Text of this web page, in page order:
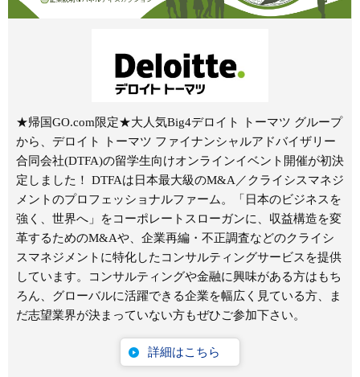
★帰国GO.com限定★大人気Big4デロイト トーマツ グループ
から、デロイト トーマツ ファイナンシャルアドバイザリー
合同会社(DTFA)の留学生向けオンラインイベント開催が初決
定しました！ DTFAは日本最大級のM&A／クライシスマネジ
メントのプロフェッショナルファーム。「日本のビジネスを
強く、世界へ」をコーポレートスローガンに、収益構造を変
革するためのM&Aや、企業再編・不正調査などのクライシ
スマネジメントに特化したコンサルティングサービスを提供
しています。コンサルティングや金融に興味がある方はもち
ろん、グローバルに活躍できる企業を幅広く見ている方、ま
だ志望業界が決まっていない方もぜひご参加下さい。
詳細はこちら